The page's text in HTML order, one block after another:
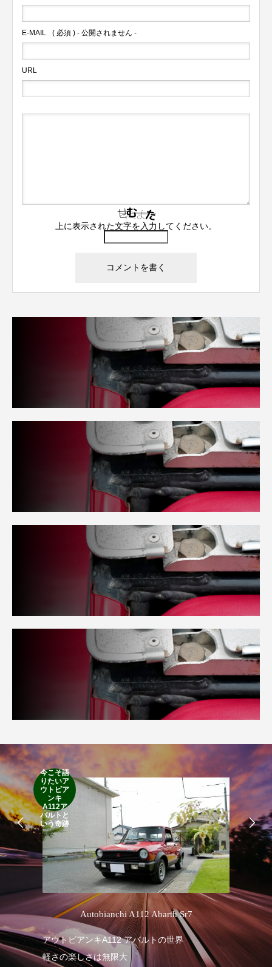
E-MAIL ( 必須 ) - 公開されません -
URL
上に表示された文字を入力してください。
今こそ語
りたいア
ウトビア
ンキ
A112ア
バルトと
いう奇跡
Autobianchi A112 Abarth Sr7
アウトビアンキA112 アバルトの世界
軽さの楽しさは無限大